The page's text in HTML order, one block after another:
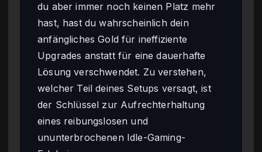
du aber immer noch keinen Platz mehr
hast, hast du wahrscheinlich dein
anfängliches Gold für ineffiziente
Upgrades anstatt für eine dauerhafte
Lösung verschwendet. Zu verstehen,
welcher Teil deines Setups versagt, ist
der Schlüssel zur Aufrechterhaltung
eines reibungslosen und
ununterbrochenen Idle-Gaming-